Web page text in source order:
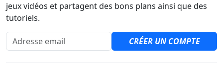
jeux vidéos et partagent des bons plans ainsi que des
tutoriels.
Adresse email
CRÉER UN COMPTE